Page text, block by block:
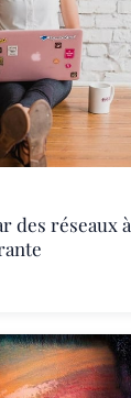
des réseaux à